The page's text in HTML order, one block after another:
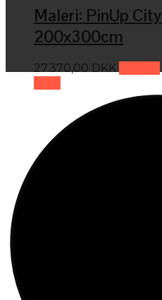
Maleri: PinUp City
200x300cm
27.370,00 DKK